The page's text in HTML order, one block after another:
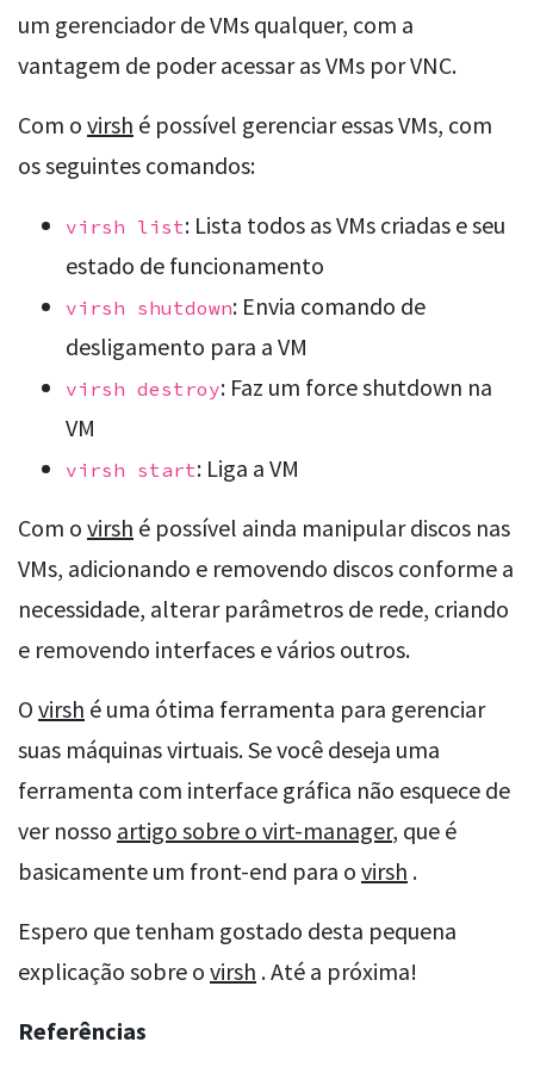
um gerenciador de VMs qualquer, com a
vantagem de poder acessar as VMs por VNC.
Com o virsh é possível gerenciar essas VMs, com
os seguintes comandos:
virsh list: Lista todos as VMs criadas e seu
estado de funcionamento
virsh shutdown: Envia comando de
desligamento para a VM
virsh destroy: Faz um force shutdown na
VM
virsh start: Liga a VM
Com o virsh é possível ainda manipular discos nas
VMs, adicionando e removendo discos conforme a
necessidade, alterar parâmetros de rede, criando
e removendo interfaces e vários outros.
O virsh é uma ótima ferramenta para gerenciar
suas máquinas virtuais. Se você deseja uma
ferramenta com interface gráfica não esquece de
ver nosso artigo sobre o virt-manager, que é
basicamente um front-end para o virsh .
Espero que tenham gostado desta pequena
explicação sobre o virsh . Até a próxima!
Referências